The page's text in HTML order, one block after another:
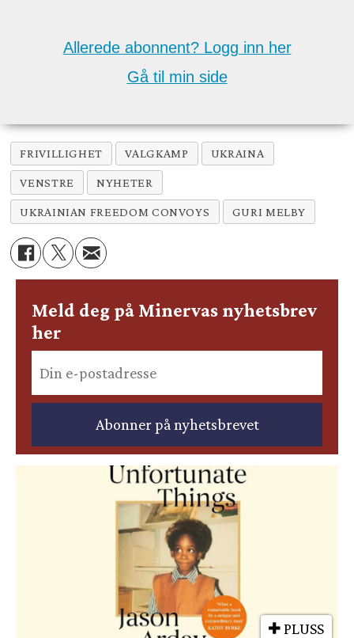
Allerede abonnent? Logg inn her
Gå til min side
FRIVILLIGHET VALGKAMP UKRAINA
VENSTRE NYHETER
UKRAINIAN FREEDOM CONVOYS GURI MELBY
Meld deg på Minervas nyhetsbrev
her
PLUSS